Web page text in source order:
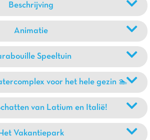
Beschrijving
Animatie
Speeltuin
voor het hele gezin 🏊
van Latium en Italië!
Het Vakantiepark